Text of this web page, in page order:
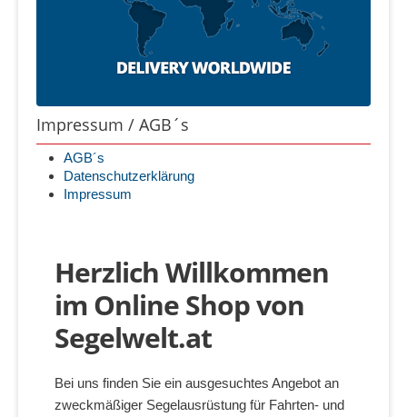
Impressum / AGB´s
AGB´s
Datenschutzerklärung
Impressum
Herzlich Willkommen
im Online Shop von
Segelwelt.at
Bei uns finden Sie ein ausgesuchtes Angebot an
zweckmäßiger Segelausrüstung für Fahrten- und